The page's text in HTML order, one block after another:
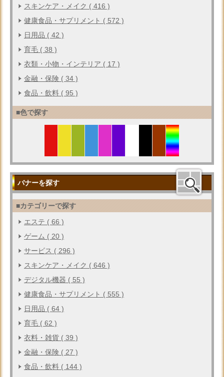
スキンケア・メイク ( 416 )
健康食品・サプリメント ( 572 )
日用品 ( 42 )
育毛 ( 38 )
衣類・小物・インテリア ( 17 )
金融・保険 ( 34 )
食品・飲料 ( 95 )
■色で探す
バナーを探す
■カテゴリーで探す
エステ ( 66 )
ゲーム ( 20 )
サービス ( 296 )
スキンケア・メイク ( 646 )
デジタル機器 ( 55 )
健康食品・サプリメント ( 555 )
日用品 ( 64 )
育毛 ( 62 )
衣料・雑貨 ( 39 )
金融・保険 ( 27 )
食品・飲料 ( 144 )